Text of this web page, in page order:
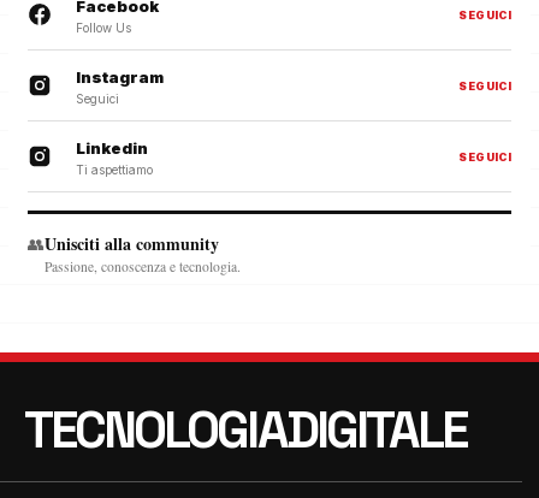
Facebook
Follow Us
SEGUICI
Instagram
Seguici
SEGUICI
Linkedin
Ti aspettiamo
SEGUICI
👥Unisciti alla community
Passione, conoscenza e tecnologia.